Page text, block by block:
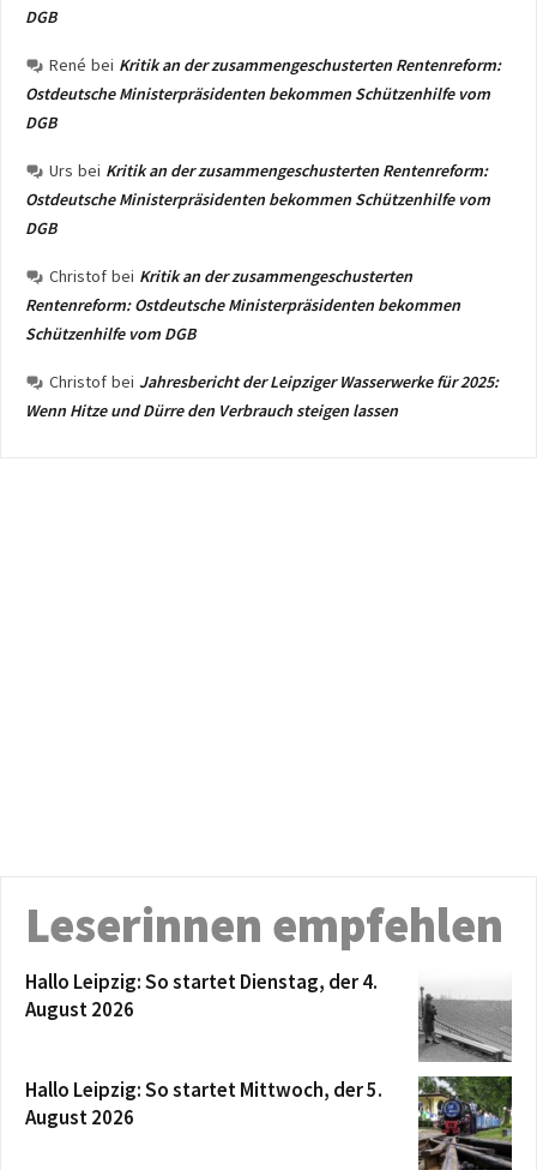
DGB
René bei Kritik an der zusammengeschusterten Rentenreform:
Ostdeutsche Ministerpräsidenten bekommen Schützenhilfe vom
DGB
Urs bei Kritik an der zusammengeschusterten Rentenreform:
Ostdeutsche Ministerpräsidenten bekommen Schützenhilfe vom
DGB
Christof bei Kritik an der zusammengeschusterten
Rentenreform: Ostdeutsche Ministerpräsidenten bekommen
Schützenhilfe vom DGB
Christof bei Jahresbericht der Leipziger Wasserwerke für 2025:
Wenn Hitze und Dürre den Verbrauch steigen lassen
Leserinnen empfehlen
Hallo Leipzig: So startet Dienstag, der 4.
August 2026
Hallo Leipzig: So startet Mittwoch, der 5.
August 2026